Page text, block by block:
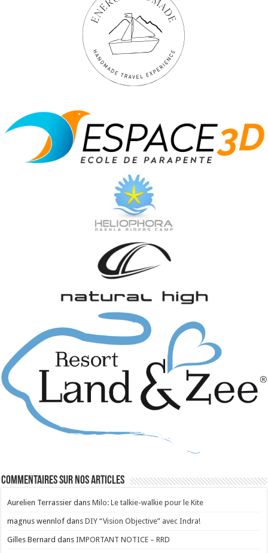
Commentaires sur nos articles
Aurelien Terrassier dansMilo: Le talkie-walkie pour le Kite
magnus wennlof dansDIY “Vision Objective” avec Indra!
Gilles Bernard dansIMPORTANT NOTICE – RRD